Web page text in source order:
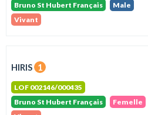
Bruno St Hubert Français
Male
Vivant
HIRIS 1
LOF 002146/000435
Bruno St Hubert Français
Femelle